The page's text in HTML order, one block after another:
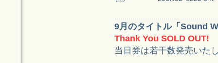
9月のタイトル「Sound
Thank You SOLD OUT!
当日券は若干数発売いた